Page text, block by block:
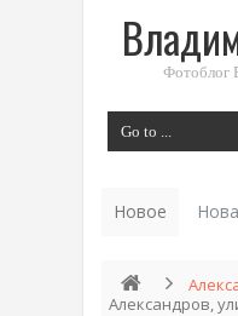
Фотоблог
Новое
Александров,